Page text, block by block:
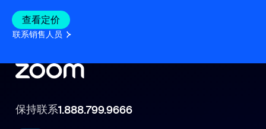
查看定价 查看定价
联系销售人员 联系销售人员
保持联系1.888.799.9666